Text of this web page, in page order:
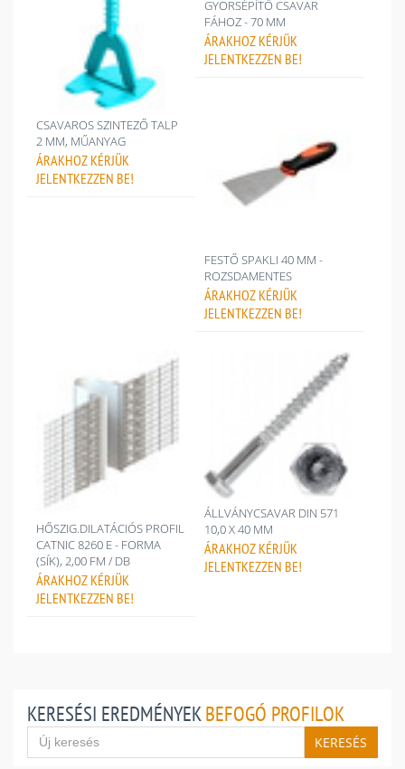
CSAVAROS SZINTEZŐ TALP
2 MM, MŰANYAG
ÁRAKHOZ KÉRJÜK
JELENTKEZZEN BE!
GYORSÉPÍTŐ CSAVAR
FÁHOZ - 70 MM
ÁRAKHOZ KÉRJÜK
JELENTKEZZEN BE!
FESTŐ SPAKLI 40 MM -
ROZSDAMENTES
ÁRAKHOZ KÉRJÜK
JELENTKEZZEN BE!
HŐSZIG.DILATÁCIÓS PROFIL
CATNIC 8260 E - FORMA
(SÍK), 2,00 FM / DB
ÁRAKHOZ KÉRJÜK
JELENTKEZZEN BE!
ÁLLVÁNYCSAVAR DIN 571
10,0 X 40 MM
ÁRAKHOZ KÉRJÜK
JELENTKEZZEN BE!
KERESÉSI EREDMÉNYEK BEFOGÓ PROFILOK
KERESÉS